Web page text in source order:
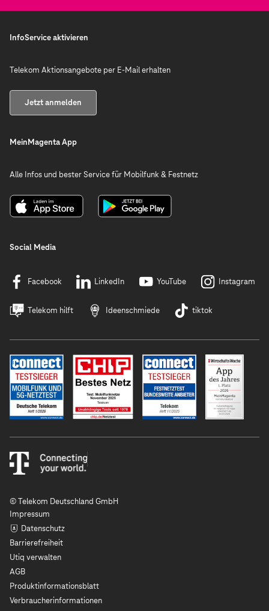
InfoService aktivieren
Telekom Aktionsangebote per E-Mail erhalten
Jetzt anmelden
MeinMagenta App
Alle Infos und bester Service für Mobilfunk & Festnetz
Social Media
Facebook LinkedIn YouTube Instagram
Telekom hilft Ideenschmiede tiktok
© Telekom Deutschland GmbH
Impressum
Datenschutz
Barrierefreiheit
Utiq verwalten
AGB
Produktinformationsblatt
Verbraucherinformationen